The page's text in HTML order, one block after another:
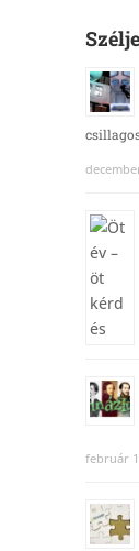
február